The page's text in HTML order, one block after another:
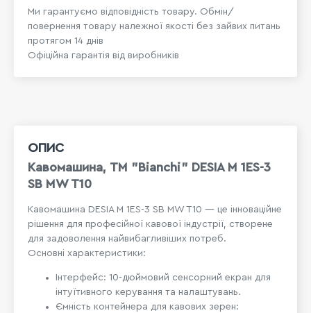
Ми гарантуємо відповідність товару. Обмін/
повернення товару належної якості без зайвих питань
протягом 14 днів
Офіційна гарантія від виробників
ОПИС
Кавомашина, ТМ "Bianchi" DESIA M 1ES-3
SB MW T10
Кавомашина DESIA M 1ES-3 SB MW T10 — це інноваційне
рішення для професійної кавової індустрії, створене
для задоволення найвибагливіших потреб.
Основні характеристики:
Інтерфейс: 10-дюймовий сенсорний екран для
інтуїтивного керування та налаштувань.
Ємність контейнера для кавових зерен: